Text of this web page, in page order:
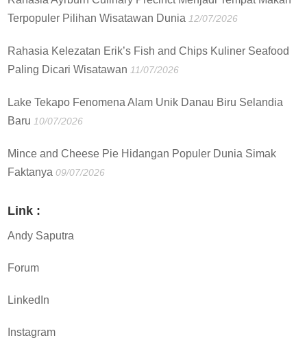
Terpopuler Pilihan Wisatawan Dunia 12/07/2026
Rahasia Kelezatan Erik’s Fish and Chips Kuliner Seafood
Paling Dicari Wisatawan 11/07/2026
Lake Tekapo Fenomena Alam Unik Danau Biru Selandia
Baru 10/07/2026
Mince and Cheese Pie Hidangan Populer Dunia Simak
Faktanya 09/07/2026
Link :
Andy Saputra
Forum
LinkedIn
Instagram